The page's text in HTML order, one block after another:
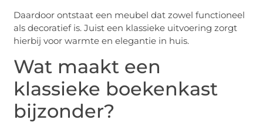
Daardoor ontstaat een meubel dat zowel functioneel
als decoratief is. Juist een klassieke uitvoering zorgt
hierbij voor warmte en elegantie in huis.
Wat maakt een
klassieke boekenkast
bijzonder?